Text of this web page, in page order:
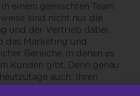
einem gemischten Team
sind nicht nur die
und der Vertrieb dabei,
das Marketing und
Bereiche, in denen es
Kunden gibt. Denn genau
auch: Ihren
Bild zu präsentieren